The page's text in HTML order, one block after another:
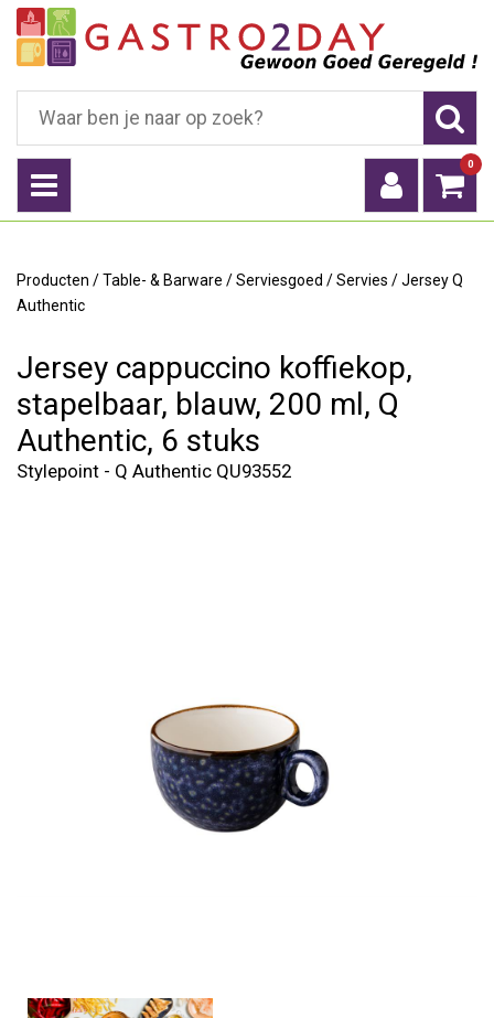
0
Producten /Table- & Barware /Serviesgoed /Servies /Jersey Q
Authentic
Jersey cappuccino koffiekop,
stapelbaar, blauw, 200 ml, Q
Authentic, 6 stuks
Stylepoint - Q Authentic QU93552